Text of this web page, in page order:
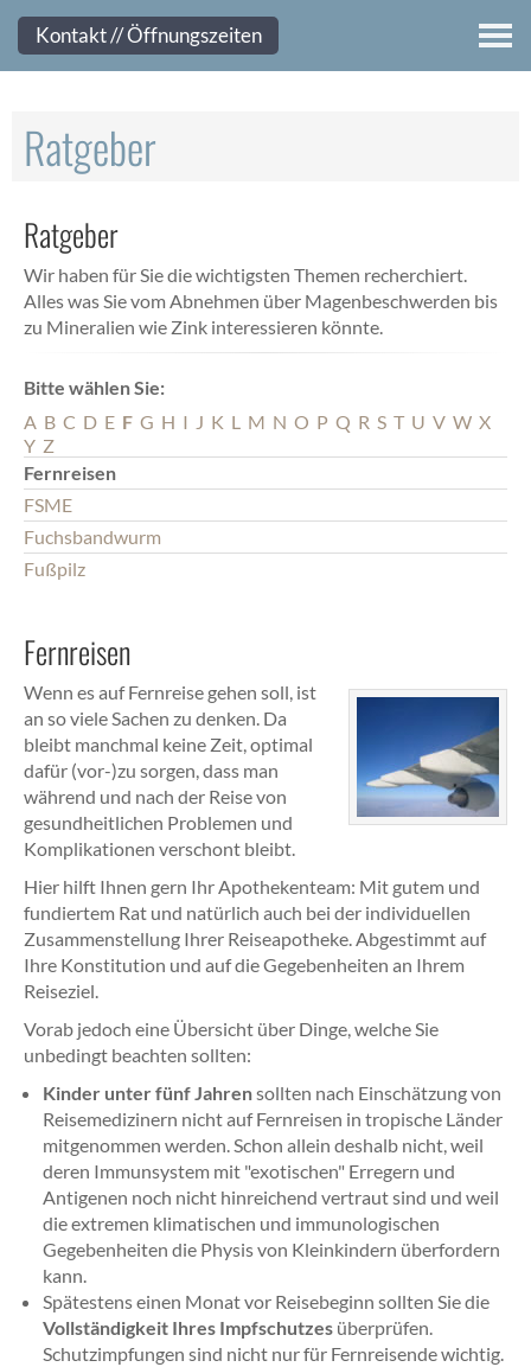
Kontakt
Ratgeber
Ratgeber
Wir haben für Sie die wichtigsten Themen recherchiert.
Alles was Sie vom Abnehmen über Magenbeschwerden bis
zu Mineralien wie Zink interessieren könnte.
Bitte wählen Sie:
A B C D E F G H I J K L M N O P Q R S T U V W X
Y Z
Fernreisen
FSME
Fuchsbandwurm
Fußpilz
Fernreisen
Wenn es auf Fernreise gehen soll, ist
an so viele Sachen zu denken. Da
bleibt manchmal keine Zeit, optimal
dafür (vor-)zu sorgen, dass man
während und nach der Reise von
gesundheitlichen Problemen und
Komplikationen verschont bleibt.
Hier hilft Ihnen gern Ihr Apothekenteam: Mit gutem und
fundiertem Rat und natürlich auch bei der individuellen
Zusammenstellung Ihrer Reiseapotheke. Abgestimmt auf
Ihre Konstitution und auf die Gegebenheiten an Ihrem
Reiseziel.
Vorab jedoch eine Übersicht über Dinge, welche Sie
unbedingt beachten sollten:
Kinder unter fünf Jahrensollten nach Einschätzung von
Reisemedizinern nicht auf Fernreisen in tropische Länder
mitgenommen werden. Schon allein deshalb nicht, weil
deren Immunsystem mit "exotischen" Erregern und
Antigenen noch nicht hinreichend vertraut sind und weil
die extremen klimatischen und immunologischen
Gegebenheiten die Physis von Kleinkindern überfordern
kann.
Spätestens einen Monat vor Reisebeginn sollten Sie die
Vollständigkeit Ihres Impfschutzes überprüfen.
Schutzimpfungen sind nicht nur für Fernreisende wichtig.
Kontakt // Öffnungszeiten